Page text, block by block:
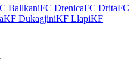
BallkaniFC DrenicaFC DritaFC
KF DukagjiniKF LlapiKF